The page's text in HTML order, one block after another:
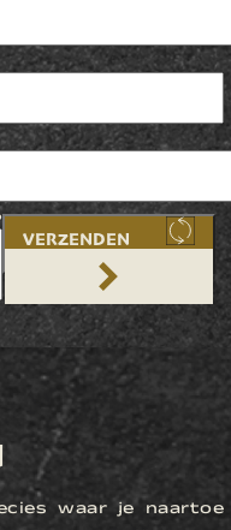
VERZENDEN
waar je naartoe